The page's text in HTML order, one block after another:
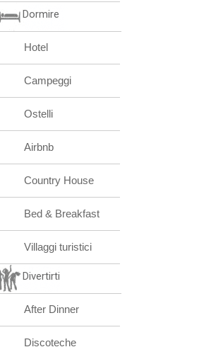
Dormire
Hotel
Campeggi
Ostelli
Airbnb
Country House
Bed & Breakfast
Villaggi turistici
Divertirti
After Dinner
Discoteche